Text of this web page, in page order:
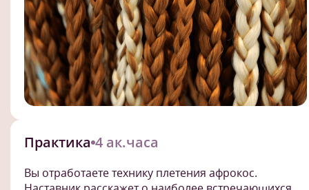
Практика 4 ак.часа
Вы отработаете технику плетения афрокос.